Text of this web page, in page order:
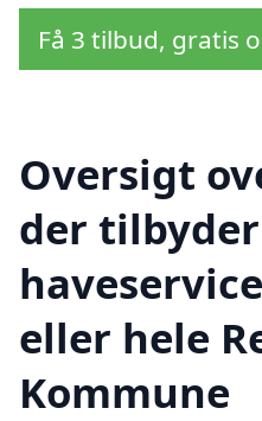
Få 3 tilbud, gratis
Oversigt
der tilbyder
eller hele
Kommune